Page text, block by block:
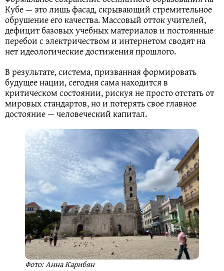
Кубе — это лишь фасад, скрывающий стремительное
обрушение его качества. Массовый отток учителей,
дефицит базовых учебных материалов и постоянные
перебои с электричеством и интернетом сводят на
нет идеологические достижения прошлого.
В результате, система, призванная формировать
будущее нации, сегодня сама находится в
критическом состоянии, рискуя не просто отстать от
мировых стандартов, но и потерять свое главное
достояние — человеческий капитал.
Фото: Анна Карибян